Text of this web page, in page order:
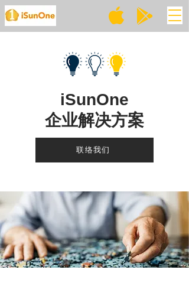
iSunOne
企业解决方案
联络我们